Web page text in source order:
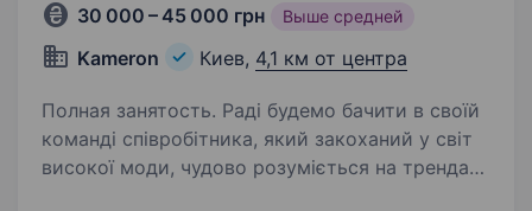
30 000 – 45 000 грн Выше средней
Kameron Киев, 4,1 км от центра
Полная занятость. Раді будемо бачити в своїй
команді співробітника, який закоханий у світ
високої моди, чудово розуміється на трендах,